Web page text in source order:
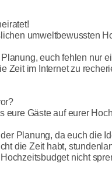
umweltbewussten
euch fehlen nur
Zeit im Internet zu
eure Gäste auf eurer
Planung, da euch die
die Zeit habt,
nicht